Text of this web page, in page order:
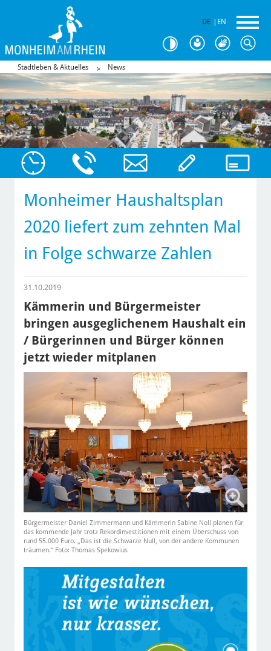
DE EN
Stadtleben & Aktuelles News
Monheimer Haushaltsplan
2020 liefert zum zehnten Mal
in Folge schwarze Zahlen
31.10.2019
Kämmerin und Bürgermeister
bringen ausgeglichenem Haushalt ein
/ Bürgerinnen und Bürger können
jetzt wieder mitplanen
Bürgermeister Daniel Zimmermann und Kämmerin Sabine Noll planen für
das kommende Jahr trotz Rekordinvestitionen mit einem Überschuss von
rund 55.000 Euro. „Das ist die Schwarze Null, von der andere Kommunen
träumen.“ Foto: Thomas Spekowius